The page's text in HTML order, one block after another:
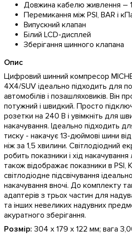
Довжина кабелю живлення –
Перемикання між PSI, BAR і
Випускний клапан
Білий LCD-дисплей
Зберігання шинного клапана
Опис
Цифровий шинний компресор
4X4/SUV ідеально підходить для
автомобілів і позашляховиків. Він
потужний і швидкий. Просто
розетки на 240 В і увімкніть для
накачування. Ідеально підходить
тиску - накачує 13-дюймові шини
ніж за 1,5 хвилини. Світлодіодний
робить показники і хід
також відображає показники в PSI,
світлодіодне підсвічування
накачування вночі. До комплекту
адаптерів з трьох частин для
та інших невеликих надувних
акуратного зберігання.
Розмір: 304 x 179 x 122 мм; вага